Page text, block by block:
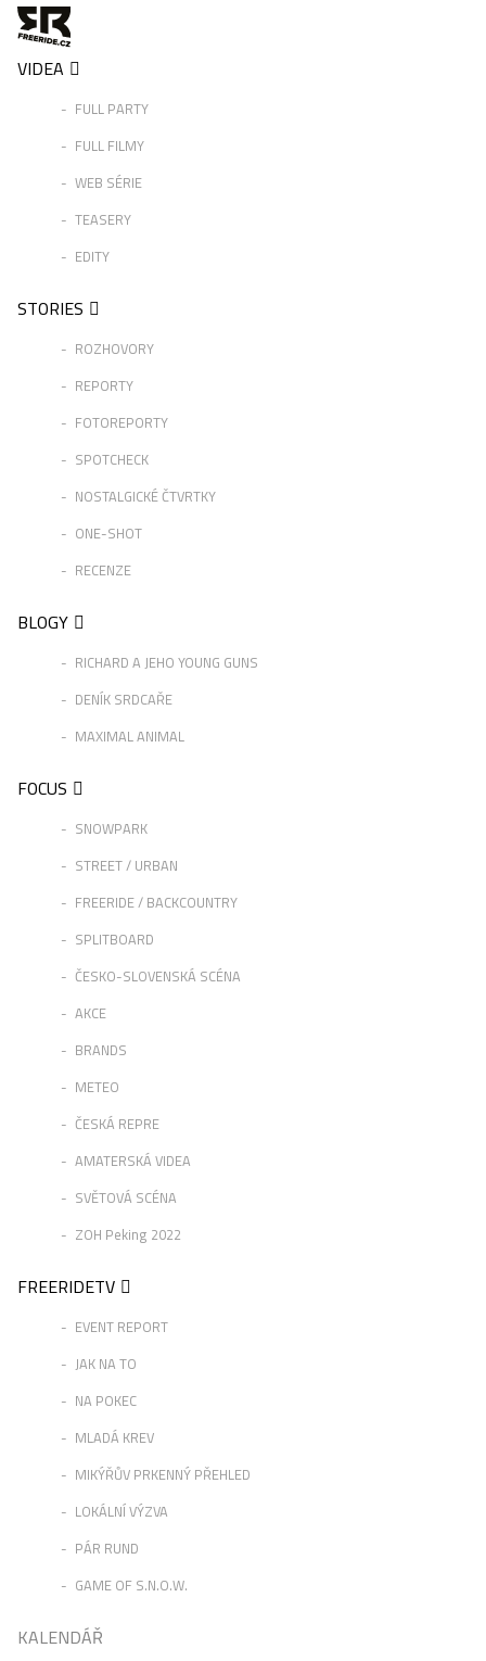
VIDEA
FULL PARTY
FULL FILMY
WEB SÉRIE
TEASERY
EDITY
STORIES
ROZHOVORY
REPORTY
FOTOREPORTY
SPOTCHECK
NOSTALGICKÉ ČTVRTKY
ONE-SHOT
RECENZE
BLOGY
RICHARD A JEHO YOUNG GUNS
DENÍK SRDCAŘE
MAXIMAL ANIMAL
FOCUS
SNOWPARK
STREET / URBAN
FREERIDE / BACKCOUNTRY
SPLITBOARD
ČESKO-SLOVENSKÁ SCÉNA
AKCE
BRANDS
METEO
ČESKÁ REPRE
AMATERSKÁ VIDEA
SVĚTOVÁ SCÉNA
ZOH Peking 2022
FREERIDETV
EVENT REPORT
JAK NA TO
NA POKEC
MLADÁ KREV
MIKÝŘŮV PRKENNÝ PŘEHLED
LOKÁLNÍ VÝZVA
PÁR RUND
GAME OF S.N.O.W.
KALENDÁŘ